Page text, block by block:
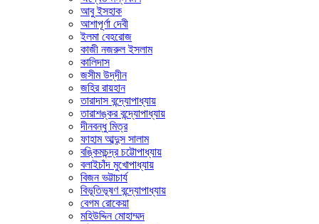
আবু ইসহাক
আশাপূর্ণা দেবী
ইলমা বেহরোজ
কাজী নজরুল ইসলাম
কালিদাস
জসীম উদ্‌দীন
জহির রায়হান
তারাদাস বন্দ্যোপাধ্যায়
তারাশঙ্কর বন্দ্যোপাধ্যায়
দীনবন্ধু মিত্র
ফাহাম আব্দুস সালাম
বঙ্কিমচন্দ্র চট্টোপাধ্যায়
বলাইচাঁদ মুখোপাধ্যায়
বিজন ভট্টাচার্য
বিভূতিভূষণ বন্দ্যোপাধ্যায়
বেগম রোকেয়া
মহিউদ্দিন মোহাম্মদ